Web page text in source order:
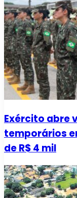
Exército abre
temporários
de R$ 4 mil